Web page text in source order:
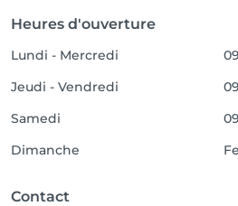
Heures d'ouverture
Lundi - Mercredi
Jeudi - Vendredi
Samedi
Dimanche
Contact